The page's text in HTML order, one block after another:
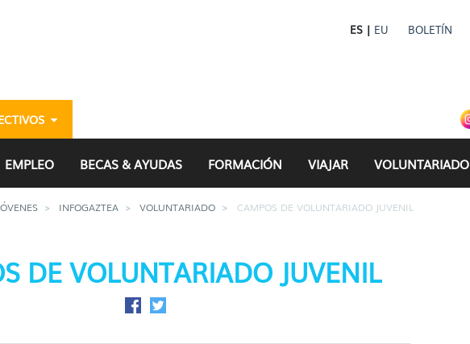
ES | EU BOLETÍN
- gazteria
EMPLEO BECAS & AYUDAS FORMACIÓN VIAJAR VOLUNTARIADO
INFOGAZTEA VOLUNTARIADO CAMPOS DE VOLUNTARIADO JUVENIL
DE VOLUNTARIADO JUVENIL
Compartir en Facebook
Compartir en Twitter